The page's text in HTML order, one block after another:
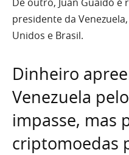
presidente da
Unidos e Brasil.
Dinheiro
Venezuela
impasse, mas
criptomoedas